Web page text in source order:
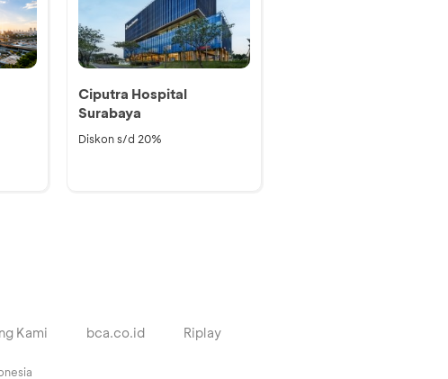
Ciputra Hospital
Surabaya
Diskon s/d 20%
Kami bca.co.id Riplay